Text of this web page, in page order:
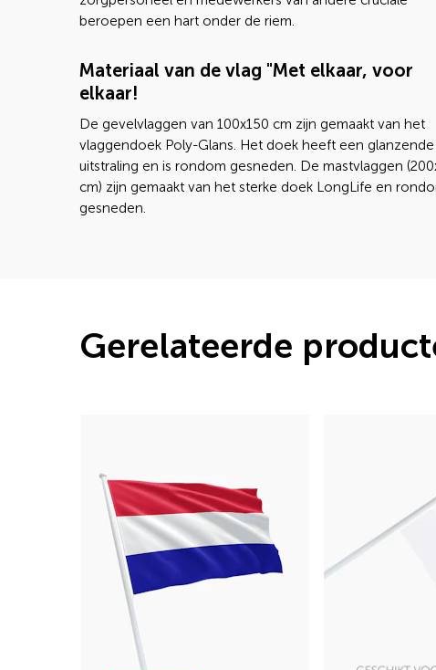
beroepen een hart onder de riem.
Materiaal van de vlag "Met elkaar, voor
elkaar!
De gevelvlaggen van 100x150 cm zijn gemaakt van het
vlaggendoek Poly-Glans. Het doek heeft een glanzende
uitstraling en is rondom gesneden. De mastvlaggen
cm) zijn gemaakt van het sterke doek LongLife en
gesneden.
Gerelateerde